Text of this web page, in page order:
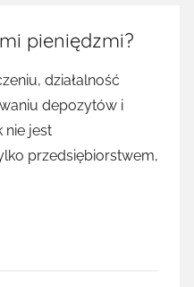
pieniędzmi?
działalność
depozytów i
nie jest
przedsiębiorstwem,